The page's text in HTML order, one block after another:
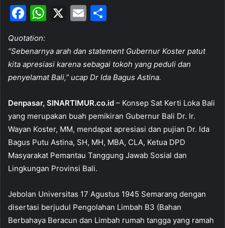
F
c
e
b
o
k
W
at
s
A
p
X
E
ai
l
ar
e
Quotation:
“Sebenarnya arah dan statement Gubernur Koster patut
kita apresiasi karena sebagai tokoh yang peduli dan
penyelamat Bali,” ucap Dr Ida Bagus Astina.
Denpasar, SINARTIMUR.co.id – Konsep Sat Kerti Loka Bali
yang merupakan buah pemikiran Gubernur Bali Dr. Ir.
Wayan Koster, MM, mendapat apresiasi dan pujian Dr. Ida
Bagus Putu Astina, SH, MH, MBA, CLA, Ketua DPD
Masyarakat Pemantau Tanggung Jawab Sosial dan
Lingkungan Provinsi Bali.
Jebolan Universitas 17 Agustus 1945 Semarang dengan
disertasi berjudul Pengolahan Limbah B3 (Bahan
Berbahaya Beracun dan Limbah rumah tangga yang ramah